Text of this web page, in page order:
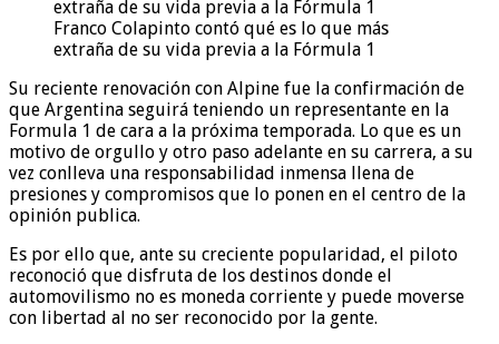
Franco Colapinto contó qué es lo que más
extraña de su vida previa a la Fórmula 1
Su reciente renovación con Alpine fue la confirmación de
que Argentina seguirá teniendo un representante en la
Formula 1 de cara a la próxima temporada. Lo que es un
motivo de orgullo y otro paso adelante en su carrera, a su
vez conlleva una responsabilidad inmensa llena de
presiones y compromisos que lo ponen en el centro de la
opinión publica.
Es por ello que, ante su creciente popularidad, el piloto
reconoció que disfruta de los destinos donde el
automovilismo no es moneda corriente y puede moverse
con libertad al no ser reconocido por la gente.